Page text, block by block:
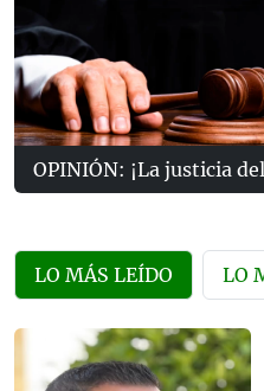
OPINIÓN: ¡La justicia
LO MÁS LEÍDO LO